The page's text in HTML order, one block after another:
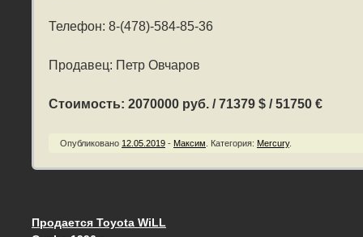
Телефон: 8-(478)-584-85-36
Продавец: Петр Овчаров
Стоимость: 2070000 руб. / 71379 $ / 51750 €
Опубликовано 12.05.2019 - Максим Категория: Mercury.
Продается Toyota WiLL